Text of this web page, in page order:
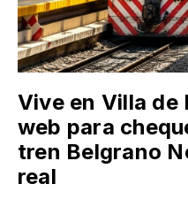
Vive en Villa de
web para
tren Belgrano
real